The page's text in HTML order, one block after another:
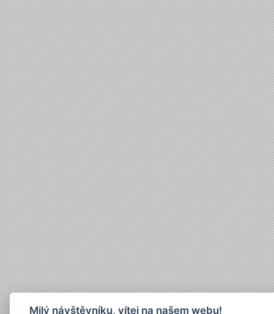
Milý návštěvníku, vítej na našem webu!